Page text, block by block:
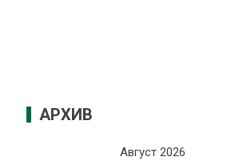
АРХИВ
Август 2026